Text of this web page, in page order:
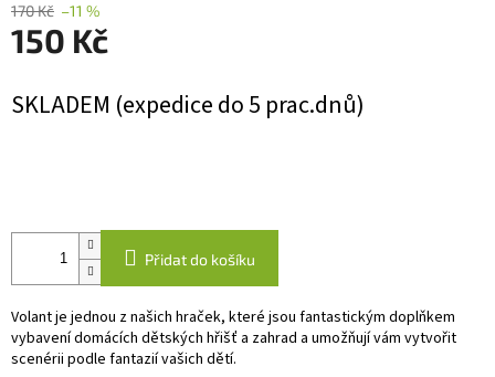
170 Kč –11 %
150 Kč
cena:
SKLADEM (expedice do 5 prac.dnů)
Přidat do košíku
Volant je jednou z našich hraček, které jsou fantastickým doplňkem
vybavení domácích dětských hřišť a zahrad a umožňují vám vytvořit
scenérii podle fantazií vašich dětí.